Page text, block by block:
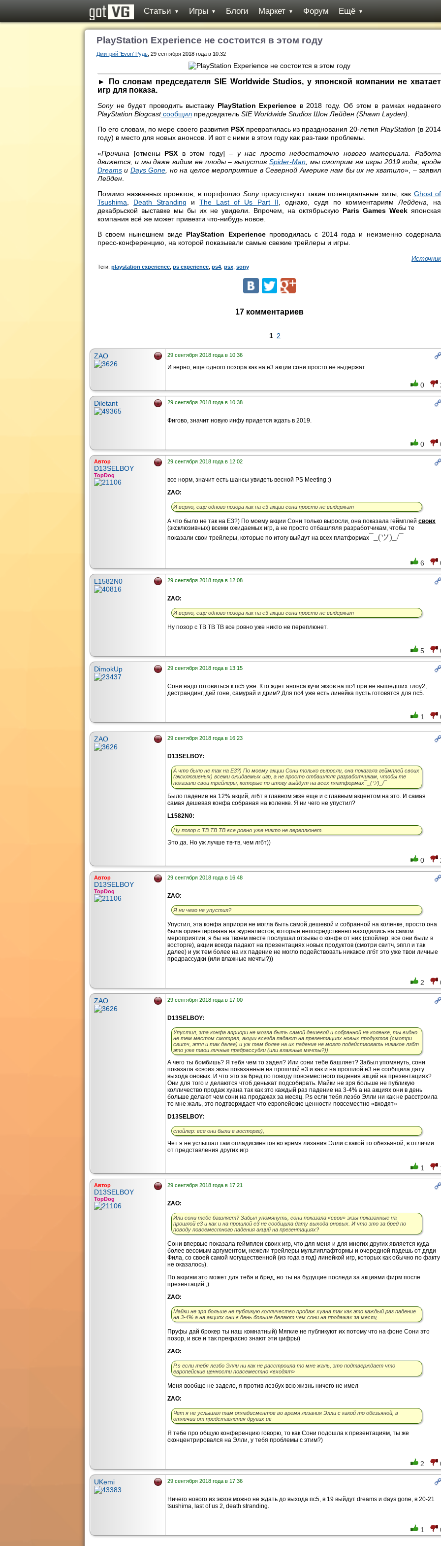
Статьи ▼ Игры ▼ Блоги Маркет ▼ Форум Ещё ▼
PlayStation Experience не состоится в этом году
Дмитрий 'Evon' Рудь , 29 сентября 2018 года в 10:32
► По словам председателя SIE Worldwide Studios, у японской компании не хватает
игр для показа.
Sony не будет проводить выставку PlayStation Experience в 2018 году. Об этом в рамках недавнего
PlayStation Blogcastсообщил председатель SIE Worldwide Studios Шон Лейден (Shawn Layden)
По его словам, по мере своего развития PSX превратилась из празднования 20-летия PlayStation (в 2014
году) в место для новых анонсов. И вот с ними в этом году как раз-таки проблемы.
«Причина [отмены PSX в этом году]– у нас просто недостаточно нового материала. Работа
движется, и мы даже видим ее плоды – выпустив Spider-Man, мы смотрим на игры 2019 года, вроде
Dreams и Days Gone , но на целое мероприятие в Северной Америке нам бы их не хватило», – заявил
Лейден
Помимо названных проектов, в портфолио Sony присутствуют такие потенциальные хиты, как Ghost of
Tsushima
Death Stranding иThe Last of Us Part II , однако, судя по комментариям Лейдена , на
декабрьской выставке мы бы их не увидели. Впрочем, на октябрьскую Paris Games Week японская
компания всё же может привезти что-нибудь новое.
В своем нынешнем виде PlayStation Experience проводилась с 2014 года и неизменно содержала
пресс-конференцию, на которой показывали самые свежие трейлеры и игры.
Источник
Теги: playstation experience ps experience ps4 psx sony
17 комментариев
1 2
ZAO 29 сентября 2018 года в 10:36
И верно, еще одного позора как на е3 акции сони просто не выдержат
0
Diletant 29 сентября 2018 года в 10:38
Фигово, значит новую инфу придется ждать в 2019.
0
Автор
D13SELBOY
TopDog
29 сентября 2018 года в 12:02
все норм, значит есть шансы увидеть весной PS Meeting :)
ZAO:
И верно, еще одного позора как на е3 акции сони просто не выдержат
А что было не так на E3?) По моему акции Сони только выросли, она показала геймплей своих
(эксклюзивных) всеми ожидаемых игр, а не просто отбашляля разработчикам, чтобы те
показали свои трейлеры, которые по итогу выйдут на всех платформах¯_(ツ)_/¯
6
L1582N0 29 сентября 2018 года в 12:08
ZAO:
И верно, еще одного позора как на е3 акции сони просто не выдержат
Ну позор с ТВ ТВ ТВ все ровно уже никто не переплюнет.
5
DimokUp 29 сентября 2018 года в 13:15
Сони надо готовиться к пс5 уже. Кто ждет анонса кучи экзов на пс4 при не вышедших тлоу2,
дестрандинг, дей гоне, самурай и дрим? Для пс4 уже есть линейка пусть готовятся для пс5.
1
ZAO 29 сентября 2018 года в 16:23
D13SELBOY:
А что было не так на E3?) По моему акции Сони только выросли, она показала геймплей своих
(эксклюзивных) всеми ожидаемых игр, а не просто отбашляля разработчикам, чтобы те
показали свои трейлеры, которые по итогу выйдут на всех платформах¯_(ツ)_/¯
Было падение на 12% акций, лгбт в главном экзе еще и с главным акцентом на это. И самая
самая дешевая конфа собраная на коленке. Я ни чего не упустил?
L1582N0:
Ну позор с ТВ ТВ ТВ все ровно уже никто не переплюнет.
Это да. Но уж лучше тв-тв, чем лгбт))
0
Автор
D13SELBOY
TopDog
29 сентября 2018 года в 16:48
ZAO:
Я ни чего не упустил?
Упустил, эта конфа априори не могла быть самой дешевой и собранной на коленке, просто она
была ориентирована на журналистов, которые непосредственно находились на самом
мероприятии, я бы на твоем месте послушал отзывы о конфе от них (спойлер: все они были в
восторге), акции всегда падают на презентациях новых продуктов (смотри свитч, эппл и так
далее) и уж тем более на их падение не могло подействовать никакое лгбт это уже твои личные
предрассудки (или влажные мечты?))
2
ZAO 29 сентября 2018 года в 17:00
D13SELBOY:
Упустил, эта конфа априори не могла быть самой дешевой и собранной на коленке, ты видно
не тем местом смотрел, акции всегда падают на презентациях новых продуктов (смотри
свитч, эппл и так далее) и уж тем более на их падение не могло подействовать никакое лгбт
это уже твои личные предрассудки (или влажные мечты?))
А чего ты бомбишь? Я тебя чем то задел? Или сони тебе башляет? Забыл упомянуть, сони
показала «свои» экзы показанные на прошлой е3 и как и на прошлой е3 не сообщила дату
выхода оновых. И что это за бред по поводу повсеместного падения акций на презентациях?
Они для того и делаются чтоб деньжат подсобирать. Майки не зря больше не публикую
колличество продаж хуана так как это каждый раз падение на 3-4% а на акциях они в день
больше делают чем сони на продажах за месяц. P.s если тебя лезбо Элли ни как не расстроила
то мне жаль, это подтверждает что европейские ценности повсеместно «входят»
D13SELBOY:
спойлер: все они были в восторге),
Чет я не услышал там опладисментов во время лизания Элли с какой то обезьяной, в отличии
от представления других игр
1
Автор
D13SELBOY
TopDog
29 сентября 2018 года в 17:21
ZAO:
Или сони тебе башляет? Забыл упомянуть, сони показала «свои» экзы показанные на
прошлой е3 и как и на прошлой е3 не сообщила дату выхода оновых. И что это за бред по
поводу повсеместного падения акций на презентациях?
Сони впервые показала геймплеи своих игр, что для меня и для многих других является куда
более весомым аргументом, нежели трейлеры мультиплафтормы и очередной пздешь от дяди
Фила, со своей самой могущественной (из года в год) линейкой игр, которых как обычно по факту
не оказалось).
По акциям это может для тебя и бред, но ты на будущие последи за акциями фирм после
презентаций ;)
ZAO:
Майки не зря больше не публикую колличество продаж хуана так как это каждый раз падение
на 3-4% а на акциях они в день больше делают чем сони на продажах за месяц
Пруфы дай брокер ты наш комнатный) Мягкие не публикуют их потому что на фоне Сони это
позор, и все и так прекрасно знают эти цифры)
ZAO:
P.s если тебя лезбо Элли ни как не расстроила то мне жаль, это подтверждает что
европейские ценности повсеместно «входят»
Меня вообще не задело, я против лезбух всю жизнь ничего не имел
ZAO:
Чет я не услышал там опладисментов во время лизания Элли с какой то обезьяной, в
отличии от представления других иг
Я тебе про общую конференцию говорю, то как Сони подошла к презентациям, ты же
сконцентрировался на Элли, у тебя проблемы с этим?)
2
UKemi 29 сентября 2018 года в 17:36
Ничего нового из экзов можно не ждать до выхода пс5, в 19 выйдут dreams и days gone, в 20-21
tsushima, last of us 2, death stranding.
1